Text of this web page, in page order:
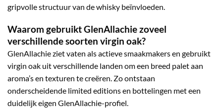
gripvolle structuur van de whisky beïnvloeden.
Waarom gebruikt GlenAllachie zoveel
verschillende soorten virgin oak?
GlenAllachie ziet vaten als actieve smaakmakers en gebruikt
virgin oak uit verschillende landen om een breed palet aan
aroma’s en texturen te creëren. Zo ontstaan
onderscheidende limited editions en bottelingen met een
duidelijk eigen GlenAllachie-profiel.